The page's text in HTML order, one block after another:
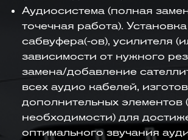
Аудиосистема (полная
точечная работа). Установка
сабвуфера(-ов), усилителя
зависимости от нужного
замена/добавление
всех аудио кабелей,
дополнительных элементов
необходимости) для
оптимального звучания